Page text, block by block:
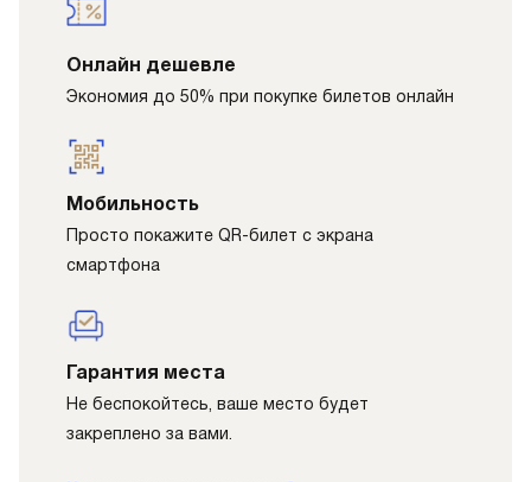
Онлайн дешевле
Экономия до 50% при покупке билетов онлайн
Мобильность
Просто покажите QR-билет с экрана
смартфона
Гарантия места
Не беспокойтесь, ваше место будет
закреплено за вами.